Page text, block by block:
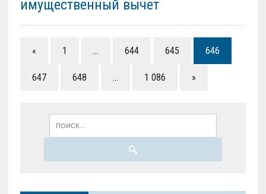
имущественный вычет
« 1 … 644 645 646
647 648 … 1 086 »